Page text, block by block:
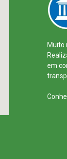
Muito
em